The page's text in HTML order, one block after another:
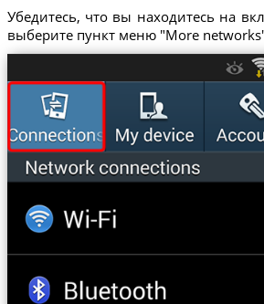
Убедитесь, что вы находитесь на
выберите пункт меню "More